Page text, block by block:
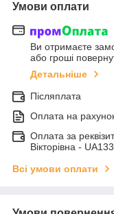
Умови оплати
Ви отримаєте
або гроші
Детальніше
Післяплата
Оплата на
Оплата за
Вікторівна -
Всі умови оплати